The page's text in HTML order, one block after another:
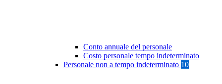
Conto annuale del personale
Costo personale tempo indeterminato
Personale non a tempo indeterminato 10